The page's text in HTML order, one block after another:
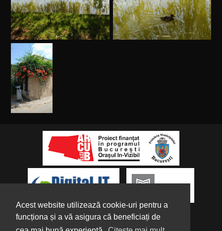
Acest website utilizează cookie-uri pentru a
funcționa și a vă asigura că beneficiați de